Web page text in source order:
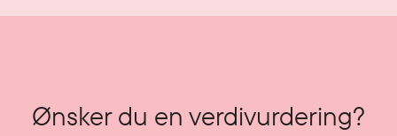
Ønsker du en verdivurdering?